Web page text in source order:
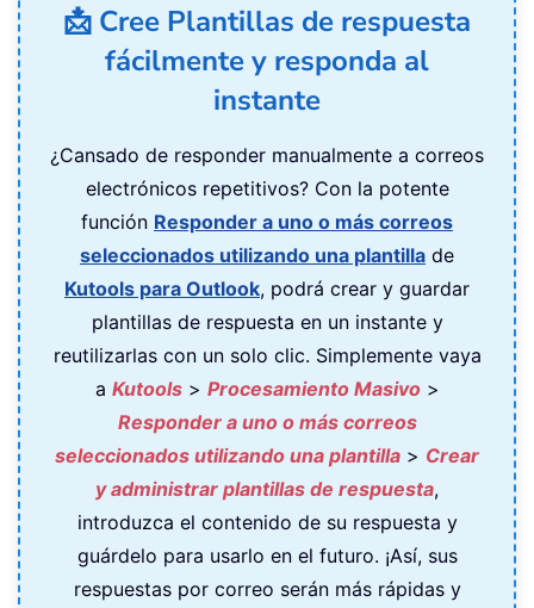
📩 Cree Plantillas de respuesta
fácilmente y responda al
instante
¿Cansado de responder manualmente a correos
electrónicos repetitivos? Con la potente
función Responder a uno o más correos
seleccionados utilizando una plantilla de
Kutools para Outlook, podrá crear y guardar
plantillas de respuesta en un instante y
reutilizarlas con un solo clic. Simplemente vaya
a Kutools> Procesamiento Masivo>
Responder a uno o más correos
seleccionados utilizando una plantilla > Crear
y administrar plantillas de respuesta,
introduzca el contenido de su respuesta y
guárdelo para usarlo en el futuro. ¡Así, sus
respuestas por correo serán más rápidas y